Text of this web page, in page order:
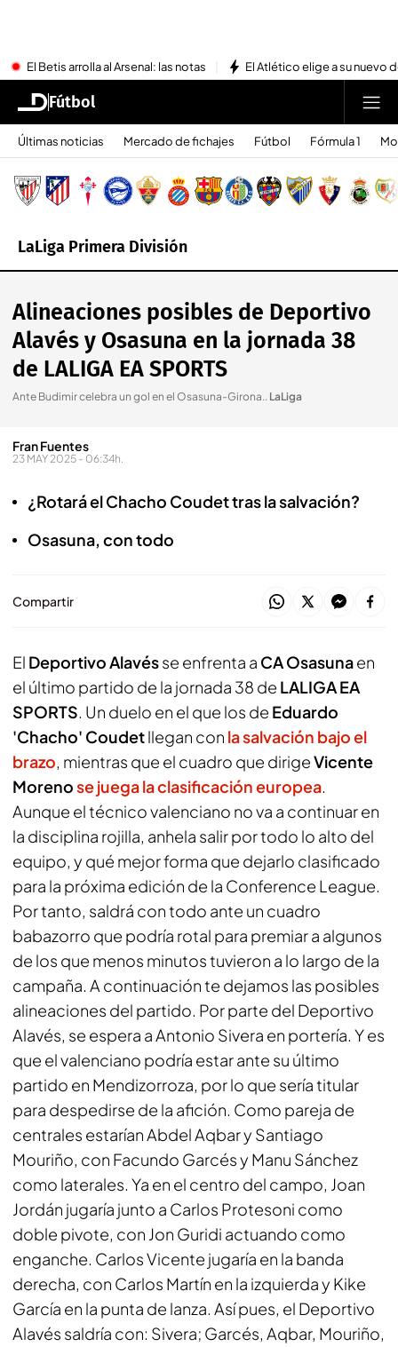
El Betis arrolla al Arsenal: las notas El Atlético elige a su nuevo
Fútbol
Últimas noticias Mercado de fichajes Fútbol Fórmula 1
LaLiga Primera División
Alineaciones posibles de Deportivo
Alavés y Osasuna en la jornada 38
de LALIGA EA SPORTS
Ante Budimir celebra un gol en el Osasuna-Girona.. LaLiga
Fran Fuentes
23 MAY 2025 - 06:34h.
¿Rotará el Chacho Coudet tras la salvación?
Osasuna, con todo
Compartir
El Deportivo Alavésse enfrenta a CA Osasunaen
el último partido de la jornada 38 de LALIGA EA
SPORTS. Un duelo en el que los de Eduardo
'Chacho' Coudetllegan con la salvación bajo el
brazo, mientras que el cuadro que dirigeVicente
Morenose juega la clasificación europea.
Aunque el técnico valenciano no va a continuar en
la disciplina rojilla, anhela salir por todo lo alto del
equipo, y qué mejor forma que dejarlo clasificado
para la próxima edición de la Conference League.
Por tanto, saldrá con todo ante un cuadro
babazorro que podría rotal para premiar a algunos
de los que menos minutos tuvieron a lo largo de la
campaña. A continuación te dejamos las posibles
alineaciones del partido. Por parte del Deportivo
Alavés, se espera a Antonio Sivera en portería. Y es
que el valenciano podría estar ante su último
partido en Mendizorroza, por lo que sería titular
para despedirse de la afición. Como pareja de
centrales estarían Abdel Aqbar y Santiago
Mouriño, con Facundo Garcés y Manu Sánchez
como laterales. Ya en el centro del campo, Joan
Jordán jugaría junto a Carlos Protesoni como
doble pivote, con Jon Guridi actuando como
enganche. Carlos Vicente jugaría en la banda
derecha, con Carlos Martín en la izquierda y Kike
García en la punta de lanza. Así pues, el Deportivo
Alavés saldría con: Sivera; Garcés, Aqbar, Mouriño,